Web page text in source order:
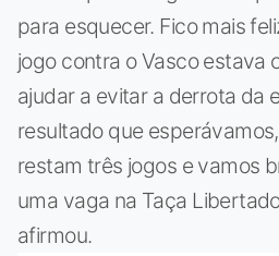
para esquecer. Fico mais
jogo contra o Vasco estava
ajudar a evitar a derrota da
resultado que
restam três jogos e vamos
uma vaga na Taça
afirmou.